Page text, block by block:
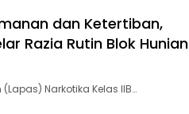
dan Ketertiban,
Razia Rutin Blok Hunian
Narkotika Kelas IIB…